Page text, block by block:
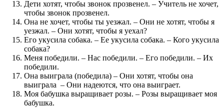
Дети хотят, чтобы звонок прозвенел. – Учитель не хочет,
чтобы звонок прозвенел.
Она не хочет, чтобы ты уезжал. – Они не хотят, чтобы я
уезжал. – Они хотят, чтобы я уехал?
Его укусила собака. – Ее укусила собака. – Кого укусила
собака?
Меня победили. – Нас победили. – Его победили. – Их
победили.
Она выиграла (победила) – Они хотят, чтобы она
выиграла – Они надеются, что она выиграет.
Моя бабушка выращивает розы. – Розы выращивает моя
бабушка.